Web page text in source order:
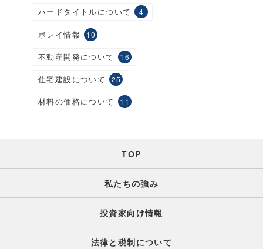
ハードタイトルについて 4
ボレイ情報 10
不動産開発について 16
住宅建設について 25
材料の価格について 11
TOP
私たちの強み
投資家向け情報
法律と税制について